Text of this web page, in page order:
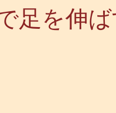
足を伸